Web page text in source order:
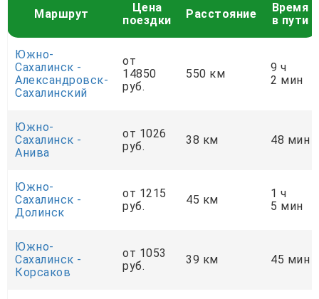
Маршрут
Цена
поездки
Расстояние
Время
в пути
Южно-
Сахалинск -
Александровск-
Сахалинский
от
14850
руб.
550 км
9 ч
2 мин
Южно-
Сахалинск -
Анива
от 1026
руб.
38 км 48 мин
Южно-
Сахалинск -
Долинск
от 1215
руб.
45 км
1 ч
5 мин
Южно-
Сахалинск -
Корсаков
от 1053
руб.
39 км 45 мин